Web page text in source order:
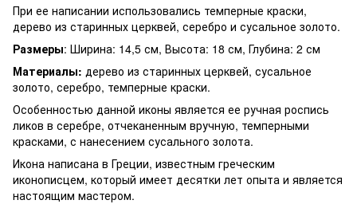
При ее написании использовались темперные краски,
дерево из старинных церквей, серебро и сусальное золото.
Размеры: Ширина: 14,5 см, Высота: 18 см, Глубина: 2 см
Материалы: дерево из старинных церквей, сусальное
золото, серебро, темперные краски.
Особенностью данной иконы является ее ручная роспись
ликов в серебре, отчеканенным вручную, темперными
красками, с нанесением сусального золота.
Икона написана в Греции, известным греческим
иконописцем, который имеет десятки лет опыта и является
настоящим мастером.